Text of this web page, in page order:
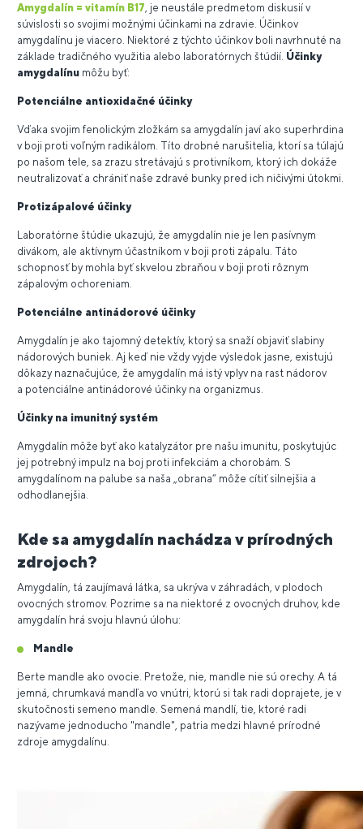
Amygdalín = vitamín B17 , je neustále predmetom diskusií v
súvislosti so svojimi možnými účinkami na zdravie. Účinkov
amygdalínu je viacero. Niektoré z týchto účinkov boli navrhnuté na
základe tradičného využitia alebo laboratórnych štúdií. Účinky
amygdalínu môžu byť:
Potenciálne antioxidačné účinky
Vďaka svojim fenolickým zložkám sa amygdalín javí ako superhrdina
v boji proti voľným radikálom. Títo drobné narušitelia, ktorí sa túlajú
po našom tele, sa zrazu stretávajú s protivníkom, ktorý ich dokáže
neutralizovať a chrániť naše zdravé bunky pred ich ničivými útokmi.
Protizápalové účinky
Laboratórne štúdie ukazujú, že amygdalín nie je len pasívnym
divákom, ale aktívnym účastníkom v boji proti zápalu. Táto
schopnosť by mohla byť skvelou zbraňou v boji proti rôznym
zápalovým ochoreniam.
Potenciálne antinádorové účinky
Amygdalín je ako tajomný detektív, ktorý sa snaží objaviť slabiny
nádorových buniek. Aj keď nie vždy vyjde výsledok jasne, existujú
dôkazy naznačujúce, že amygdalín má istý vplyv na rast nádorov
a potenciálne antinádorové účinky na organizmus.
Účinky na imunitný systém
Amygdalín môže byť ako katalyzátor pre našu imunitu, poskytujúc
jej potrebný impulz na boj proti infekciám a chorobám. S
amygdalínom na palube sa naša „obrana“ môže cítiť silnejšia a
odhodlanejšia.
Kde sa amygdalín nachádza v prírodných
zdrojoch?
Amygdalín, tá zaujímavá látka, sa ukrýva v záhradách, v plodoch
ovocných stromov. Pozrime sa na niektoré z ovocných druhov, kde
amygdalín hrá svoju hlavnú úlohu:
Mandle
Berte mandle ako ovocie. Pretože, nie, mandle nie sú orechy. A tá
jemná, chrumkavá mandľa vo vnútri, ktorú si tak radi doprajete, je v
skutočnosti semeno mandle. Semená mandlí, tie, ktoré radi
nazývame jednoducho "mandle", patria medzi hlavné prírodné
zdroje amygdalínu.